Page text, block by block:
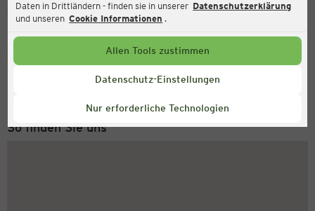
Daten in Drittländern - finden sie in unserer Datenschutzerklärung
und unseren Cookie Informationen .
Allen Tools zustimmen
Datenschutz-Einstellungen
Nur erforderliche Technologien
Aktuell:
Geschlossen
Service Hotline
+49 (0) 2546 / 98 999 98
So finden Sie uns